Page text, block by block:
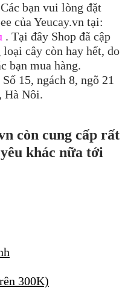
bạn vui lòng đặt
của Yeucay.vn tại:
. Tại đây Shop đã cập
cây còn hay hết, do
bạn mua hàng.
15, ngách 8, ngõ 21
Hà Nôi.
còn cung cấp rất
khác nữa tới
300K)